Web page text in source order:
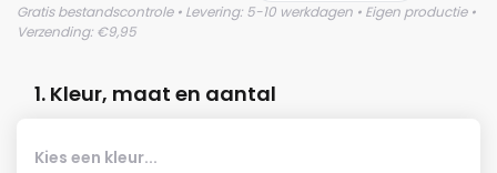
Gratis bestandscontrole • Levering: 5-10 werkdagen • Eigen productie •
Verzending: €9,95
1. Kleur, maat en aantal
Kies een kleur...